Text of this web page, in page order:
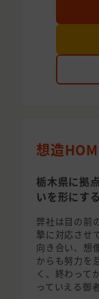
想造
栃木県に拠
いを形にす
弊社は目の前
摯に対応させ
向き合い、想
からも努力を
く、終わって
っていえる御